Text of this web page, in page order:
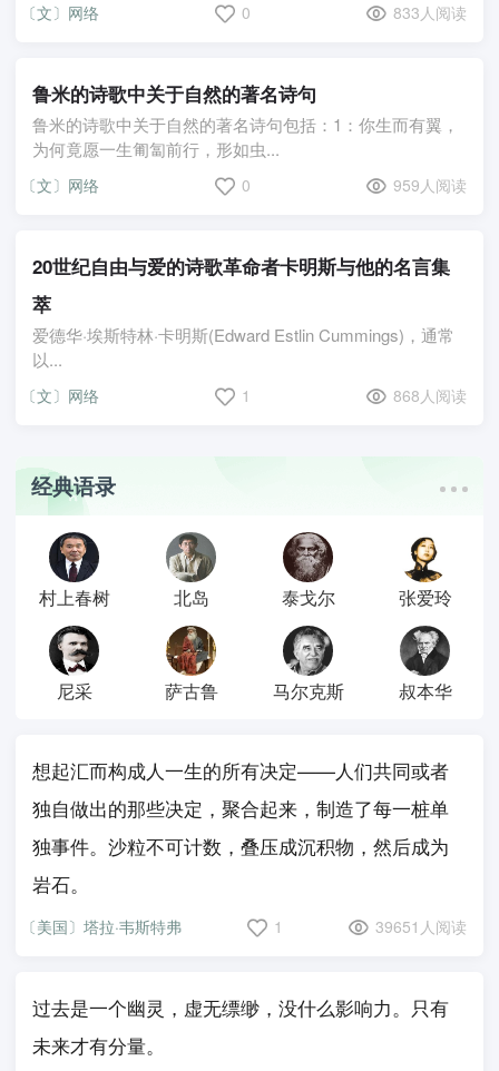
〔文〕网络 0 833人阅读
鲁米的诗歌中关于自然的著名诗句
鲁米的诗歌中关于自然的著名诗句包括：1：你生而有翼，
为何竟愿一生匍匐前行，形如虫...
〔文〕网络 0 959人阅读
20世纪自由与爱的诗歌革命者卡明斯与他的名言集
萃
爱德华·埃斯特林·卡明斯(Edward Estlin Cummings)，通常
以...
〔文〕网络 1 868人阅读
经典语录
村上春树 北岛 泰戈尔 张爱玲
尼采 萨古鲁 马尔克斯 叔本华
想起汇而构成人一生的所有决定——人们共同或者
独自做出的那些决定，聚合起来，制造了每一桩单
独事件。沙粒不可计数，叠压成沉积物，然后成为
岩石。
〔美国〕塔拉·韦斯特弗 1 39651人阅读
过去是一个幽灵，虚无缥缈，没什么影响力。只有
未来才有分量。